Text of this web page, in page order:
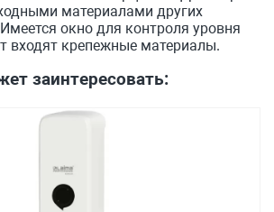
материалами других
окно для контроля уровня
входят крепежные материалы.
заинтересовать: